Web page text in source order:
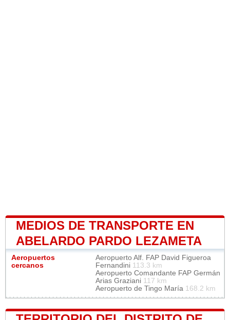
MEDIOS DE TRANSPORTE EN
ABELARDO PARDO LEZAMETA
Aeropuertos
cercanos
Aeropuerto Alf. FAP David Figueroa
Fernandini 113.3 km
Aeropuerto Comandante FAP Germán
Arias Graziani 117 km
Aeropuerto de Tingo María 168.2 km